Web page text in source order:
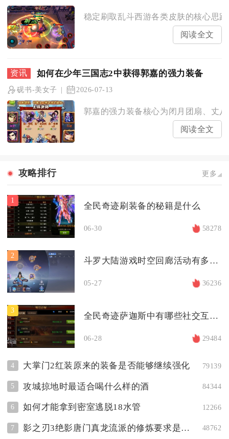
稳定刷取乱斗西游各类皮肤的核心思
阅读全文
如何在少年三国志2中获得郭嘉的强力装备
砚书-美女子 2026-07-13
郭嘉的强力装备核心为闭月团扇、丈
阅读全文
攻略排行 更多
1
全民奇迹刷装备的秘籍是什么
06-30 58278
2
斗罗大陆游戏时空回廊活动有多少层
05-27 36236
3
全民奇迹萨迦斯中有哪些社交互动功能
06-28 29484
4 大掌门2红装原来的装备是否能够继续强化 79139
5 攻城掠地时最适合喝什么样的酒 84344
6 如何才能拿到密室逃脱18水管 12266
7 影之刃3绝影唐门真龙流派的修炼要求是什么 48762